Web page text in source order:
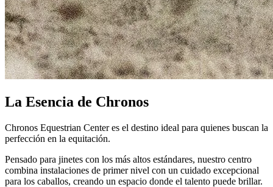
La Esencia de Chronos
Chronos Equestrian Center es el destino ideal para quienes buscan la
perfección en la equitación.
Pensado para jinetes con los más altos estándares, nuestro centro
combina instalaciones de primer nivel con un cuidado excepcional
para los caballos, creando un espacio donde el talento puede brillar.